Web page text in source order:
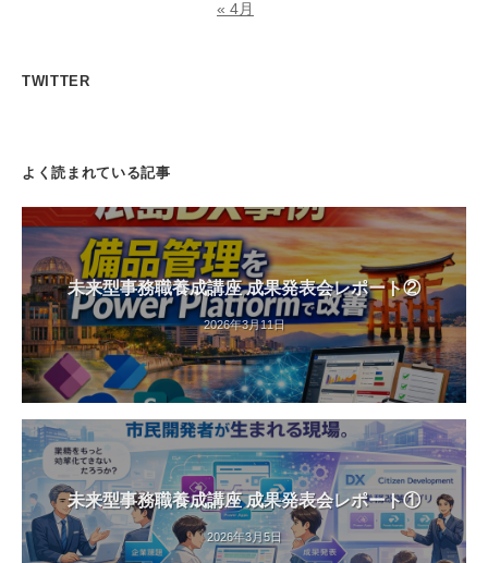
« 4月
TWITTER
よく読まれている記事
未来型事務職養成講座 成果発表会レポート②
2026年3月11日
未来型事務職養成講座 成果発表会レポート①
2026年3月5日